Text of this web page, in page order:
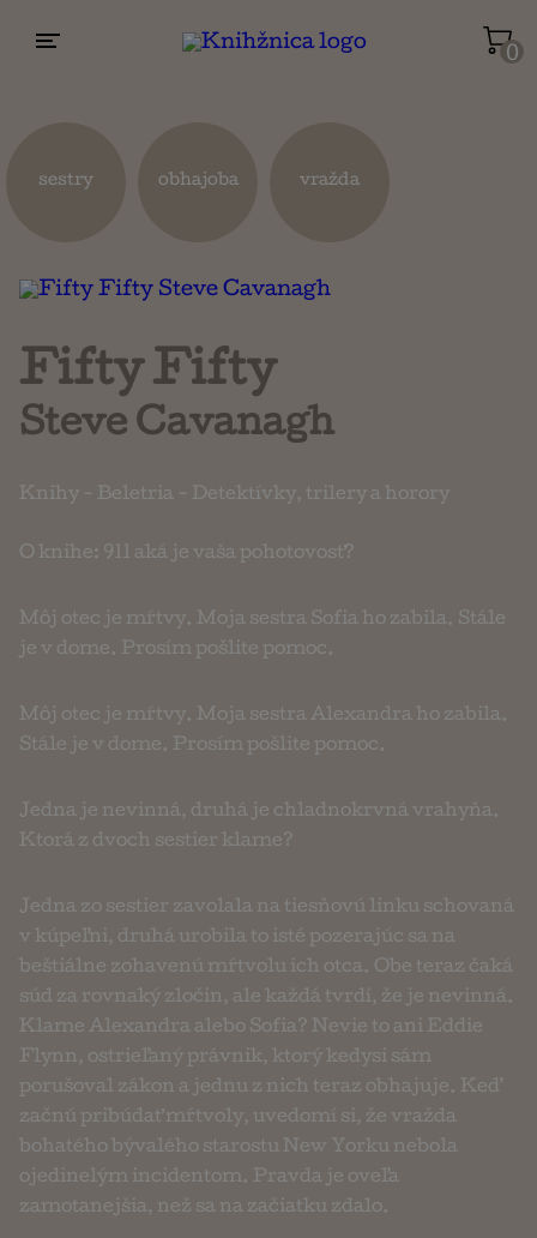
0
sestry obhajoba vražda
Fifty Fifty
Steve Cavanagh
Knihy - Beletria - Detektívky, trilery a horory
O knihe: 911 aká je vaša pohotovosť?
Môj otec je mŕtvy. Moja sestra Sofia ho zabila. Stále
je v dome. Prosím pošlite pomoc.
Môj otec je mŕtvy. Moja sestra Alexandra ho zabila.
Stále je v dome. Prosím pošlite pomoc.
Jedna je nevinná, druhá je chladnokrvná vrahyňa.
Ktorá z dvoch sestier klame?
Jedna zo sestier zavolala na tiesňovú linku schovaná
v kúpeľni, druhá urobila to isté pozerajúc sa na
beštiálne zohavenú mŕtvolu ich otca. Obe teraz čaká
súd za rovnaký zločin, ale každá tvrdí, že je nevinná.
Klame Alexandra alebo Sofia? Nevie to ani Eddie
Flynn, ostrieľaný právnik, ktorý kedysi sám
porušoval zákon a jednu z nich teraz obhajuje. Keď
začnú pribúdať mŕtvoly, uvedomí si, že vražda
bohatého bývalého starostu New Yorku nebola
ojedinelým incidentom. Pravda je oveľa
zamotanejšia, než sa na začiatku zdalo.